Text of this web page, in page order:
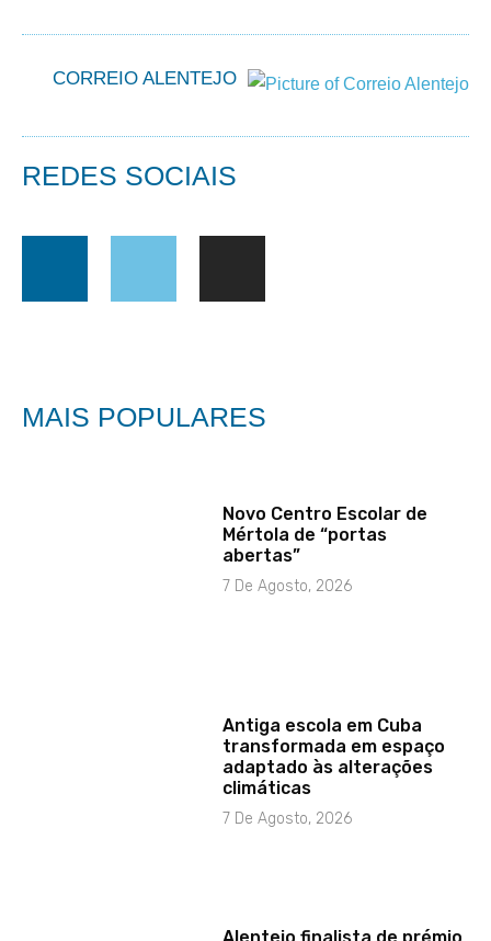
CORREIO ALENTEJO
REDES SOCIAIS
MAIS POPULARES
Novo Centro Escolar de
Mértola de “portas
abertas”
7 De Agosto, 2026
Antiga escola em Cuba
transformada em espaço
adaptado às alterações
climáticas
7 De Agosto, 2026